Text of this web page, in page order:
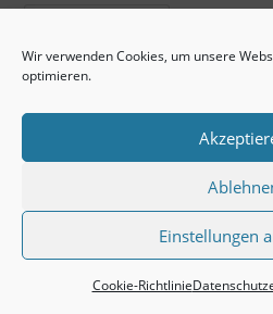
Wir verwenden Cookies, um unsere
optimieren.
Einstellungen
Cookie-Richtlinie
Datenschutzerklärung
Copyright ASBC eV. ||